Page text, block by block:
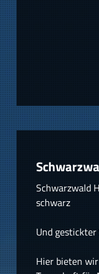
Schwarzwald
schwarz
Und
Hier bieten